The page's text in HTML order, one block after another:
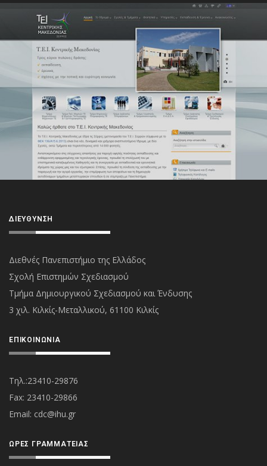
ΔΙΕΎΘΥΝΣΗ
Διεθνές Πανεπιστήμιο της Ελλάδος
Σχολή Επιστημών Σχεδιασμού
Τμήμα Δημιουργικού Σχεδιασμού και Ένδυσης
3 χιλ. Κιλκίς-Μεταλλικού, 61100 Κιλκίς
ΕΠΙΚΟΙΝΩΝΊΑ
Τηλ.:23410-29876
Fax: 23410-29866
Εmail: cdc@ihu.gr
ΏΡΕΣ ΓΡΑΜΜΑΤΕΊΑΣ